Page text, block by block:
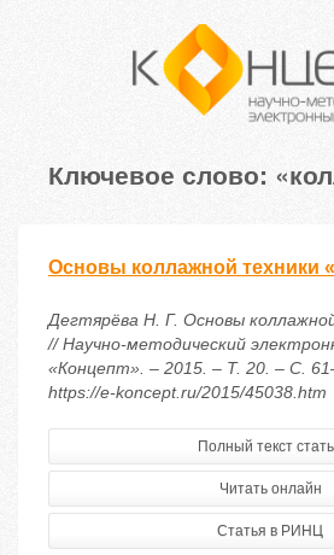
Ключевое слово:
Основы коллажной техники
Дегтярёва Н. Г. Основы
// Научно-методический
«Концепт». – 2015. – Т. 20. – С.
https://e-koncept.ru/2015/45038.htm
Полный текст
Читать онлайн
Статья в РИНЦ